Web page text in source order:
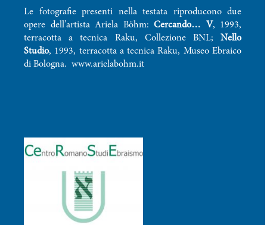
Le fotografie presenti nella testata riproducono due
opere dell’artista Ariela Böhm: Cercando… V, 1993,
terracotta a tecnica Raku, Collezione BNL; Nello
Studio, 1993, terracotta a tecnica Raku, Museo Ebraico
di Bologna. www.arielabohm.it